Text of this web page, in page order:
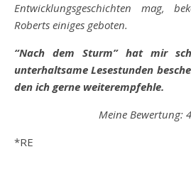
Entwicklungsgeschichten mag,
Roberts einiges geboten.
“Nach dem Sturm” hat mir
unterhaltsame Lesestunden
den ich gerne weiterempfehle.
Meine Bewertung:
*RE